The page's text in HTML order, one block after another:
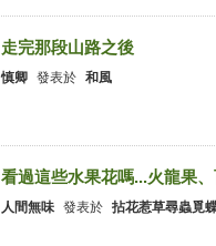
走完那段山路之後
慎卿 發表於 和風
看過這些水果花嗎...火龍果
人間無味 發表於 拈花惹草尋蟲覓